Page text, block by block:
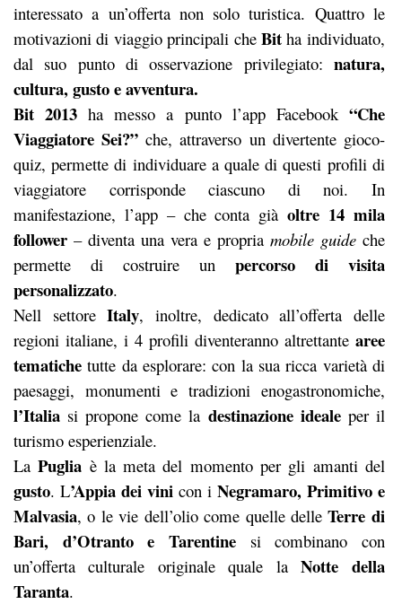
interessato a un’offerta non solo turistica. Quattro le
motivazioni di viaggio principali cheBitha individuato,
dal suo punto di osservazione privilegiato: natura,
cultura, gusto e avventura.
Bit 2013 ha messo a punto l’app Facebook “Che
Viaggiatore Sei?” che, attraverso un divertente gioco-
quiz, permette di individuare a quale di questi profili di
viaggiatore corrisponde ciascuno di noi. In
manifestazione, l’app – che conta giàoltre 14 mila
follower – diventa una vera e propria mobile guideche
permette di costruire un percorso di visita
personalizzato.
Nell settoreItaly, inoltre, dedicato all’offerta delle
regioni italiane, i 4 profili diventeranno altrettante aree
tematiche tutte da esplorare: con la sua ricca varietà di
paesaggi, monumenti e tradizioni enogastronomiche,
l’Italia si propone come la destinazione idealeper il
turismo esperienziale.
LaPuglia è la meta del momento per gli amanti del
gusto. L’Appia dei vini con i Negramaro, Primitivo e
Malvasia, o le vie dell’olio come quelle delleTerre di
Bari, d’Otranto e Tarentinesi combinano con
un’offerta culturale originale quale laNotte della
Taranta.